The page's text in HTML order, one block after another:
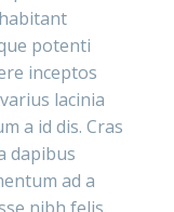
potenti
inceptos
lacinia
a id dis. Cras
dapibus
ad a